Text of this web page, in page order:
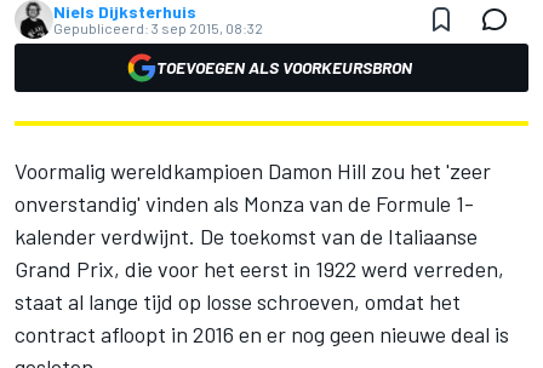
Niels Dijksterhuis
Gepubliceerd: 3 sep 2015, 08:32
TOEVOEGEN ALS VOORKEURSBRON
Voormalig wereldkampioen Damon Hill zou het 'zeer
onverstandig' vinden als Monza van de Formule 1-
kalender verdwijnt. De toekomst van de Italiaanse
Grand Prix, die voor het eerst in 1922 werd verreden,
staat al lange tijd op losse schroeven, omdat het
contract afloopt in 2016 en er nog geen nieuwe deal is